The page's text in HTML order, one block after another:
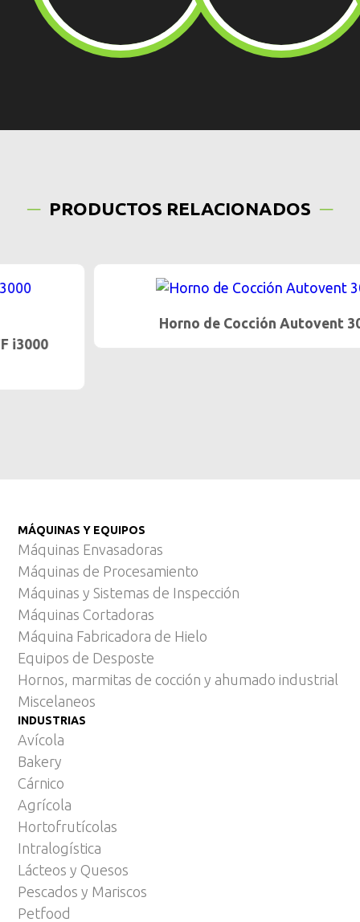
PRODUCTOS RELACIONADOS
Horno de Cocción Autovent 3000
MÁQUINAS Y EQUIPOS
Máquinas Envasadoras
Máquinas de Procesamiento
Máquinas y Sistemas de Inspección
Máquinas Cortadoras
Máquina Fabricadora de Hielo
Equipos de Desposte
Hornos, marmitas de cocción y ahumado industrial
Miscelaneos
INDUSTRIAS
Avícola
Bakery
Cárnico
Agrícola
Hortofrutícolas
Intralogística
Lácteos y Quesos
Pescados y Mariscos
Petfood